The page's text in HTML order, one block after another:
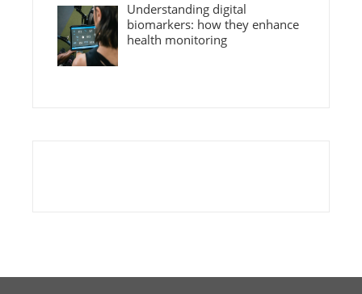
Understanding digital
biomarkers: how they enhance
health monitoring